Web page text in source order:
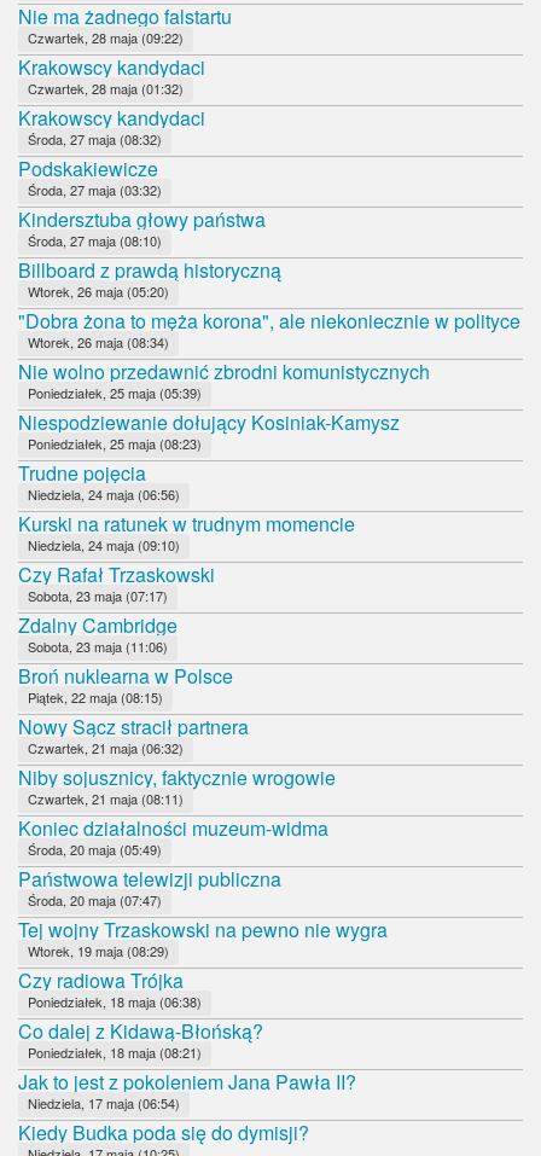
Nie ma żadnego falstartu
Czwartek, 28 maja (09:22)
Krakowscy kandydaci
Czwartek, 28 maja (01:32)
Krakowscy kandydaci
Środa, 27 maja (08:32)
Podskakiewicze
Środa, 27 maja (03:32)
Kindersztuba głowy państwa
Środa, 27 maja (08:10)
Billboard z prawdą historyczną
Wtorek, 26 maja (05:20)
"Dobra żona to męża korona", ale niekoniecznie w polityce
Wtorek, 26 maja (08:34)
Nie wolno przedawnić zbrodni komunistycznych
Poniedziałek, 25 maja (05:39)
Niespodziewanie dołujący Kosiniak-Kamysz
Poniedziałek, 25 maja (08:23)
Trudne pojęcia
Niedziela, 24 maja (06:56)
Kurski na ratunek w trudnym momencie
Niedziela, 24 maja (09:10)
Czy Rafał Trzaskowski
Sobota, 23 maja (07:17)
Zdalny Cambridge
Sobota, 23 maja (11:06)
Broń nuklearna w Polsce
Piątek, 22 maja (08:15)
Nowy Sącz stracił partnera
Czwartek, 21 maja (06:32)
Niby sojusznicy, faktycznie wrogowie
Czwartek, 21 maja (08:11)
Koniec działalności muzeum-widma
Środa, 20 maja (05:49)
Państwowa telewizji publiczna
Środa, 20 maja (07:47)
Tej wojny Trzaskowski na pewno nie wygra
Wtorek, 19 maja (08:29)
Czy radiowa Trójka
Poniedziałek, 18 maja (06:38)
Co dalej z Kidawą-Błońską?
Poniedziałek, 18 maja (08:21)
Jak to jest z pokoleniem Jana Pawła II?
Niedziela, 17 maja (06:54)
Kiedy Budka poda się do dymisji?